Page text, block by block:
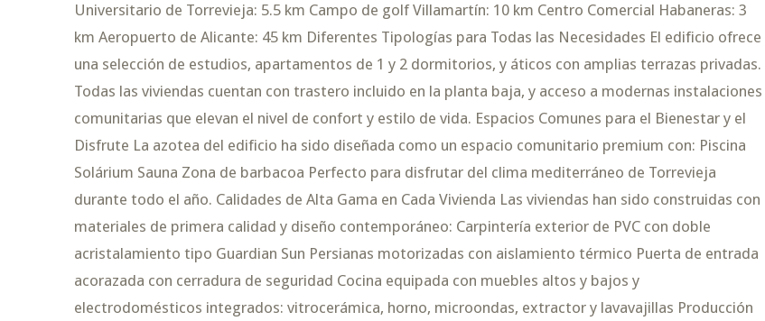
Universitario de Torrevieja: 5.5 km Campo de golf Villamartín: 10 km Centro Comercial Habaneras: 3
km Aeropuerto de Alicante: 45 km Diferentes Tipologías para Todas las Necesidades El edificio ofrece
una selección de estudios, apartamentos de 1 y 2 dormitorios, y áticos con amplias terrazas privadas.
Todas las viviendas cuentan con trastero incluido en la planta baja, y acceso a modernas instalaciones
comunitarias que elevan el nivel de confort y estilo de vida. Espacios Comunes para el Bienestar y el
Disfrute La azotea del edificio ha sido diseñada como un espacio comunitario premium con: Piscina
Solárium Sauna Zona de barbacoa Perfecto para disfrutar del clima mediterráneo de Torrevieja
durante todo el año. Calidades de Alta Gama en Cada Vivienda Las viviendas han sido construidas con
materiales de primera calidad y diseño contemporáneo: Carpintería exterior de PVC con doble
acristalamiento tipo Guardian Sun Persianas motorizadas con aislamiento térmico Puerta de entrada
acorazada con cerradura de seguridad Cocina equipada con muebles altos y bajos y
electrodomésticos integrados: vitrocerámica, horno, microondas, extractor y lavavajillas Producción